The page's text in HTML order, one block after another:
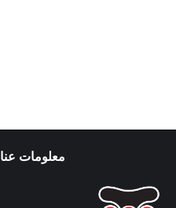
معلومات عنا